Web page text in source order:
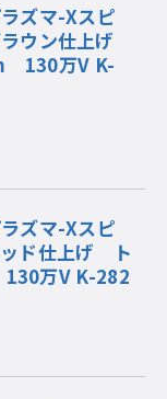
ズマ-Xスピ
ウン仕上げ
130万V K-
ズマ-Xスピ
ド仕上げ ト
万V K-282